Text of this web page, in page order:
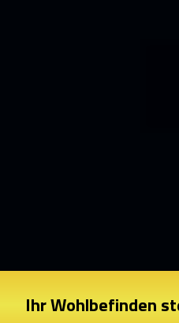
Ihr Wohlbefinden